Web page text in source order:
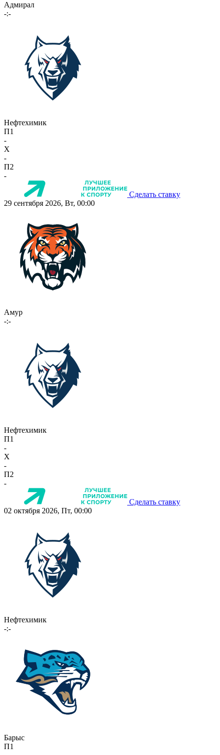
Адмирал
-:-
Нефтехимик
П1
-
X
-
П2
-
Сделать ставку
29 сентября 2026, Вт, 00:00
Амур
-:-
Нефтехимик
П1
-
X
-
П2
-
Сделать ставку
02 октября 2026, Пт, 00:00
Нефтехимик
-:-
Барыс
П1